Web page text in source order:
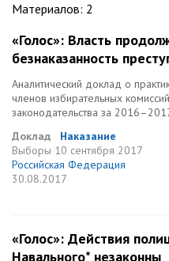
Материалов: 2
«Голос»: Власть
безнаказанность
Аналитический доклад о
членов избирательных
законодательства за
Доклад
Наказание
Выборы 10 сентября 2017
Российская Федерация
30.08.2017
«Голос»: Действия
Навального* незаконны